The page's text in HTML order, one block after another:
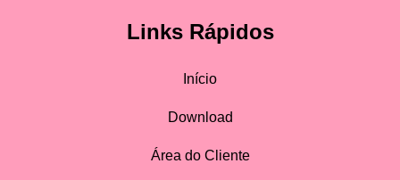
Links Rápidos
Início
Download
Área do Cliente